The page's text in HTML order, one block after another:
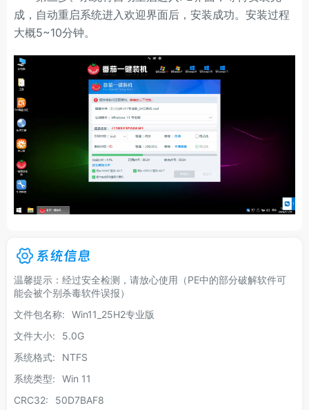
成，自动重启系统进入欢迎界面后，安装成功。安装过程
大概5~10分钟。
系统信息
温馨提示：经过安全检测，请放心使用（PE中的部分破解软件可
能会被个别杀毒软件误报）
文件包名称:
Win11_25H2专业版
文件大小:
5.0G
系统格式:
NTFS
系统类型:
Win 11
CRC32:
50D7BAF8